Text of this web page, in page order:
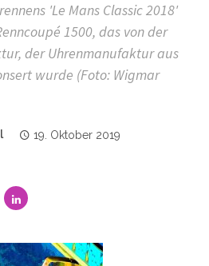
'Le Mans Classic 2018'
1500, das von der
der Uhrenmanufaktur aus
wurde (Foto: Wigmar
19. Oktober 2019